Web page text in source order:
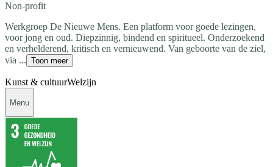
Non-profit
Werkgroep De Nieuwe Mens. Een platform voor goede lezingen,
voor jong en oud. Diepzinnig, bindend en spiritueel. Onderzoekend
en verhelderend, kritisch en vernieuwend. Van geboorte van de ziel,
via ... Toon meer
Kunst & cultuurWelzijn
Menu